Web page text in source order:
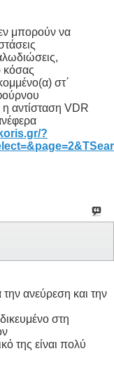
μπορούν να
κόσας
στ΄
η αντίσταση VDR
?
την ανεύρεση και την
στη
της είναι πολύ